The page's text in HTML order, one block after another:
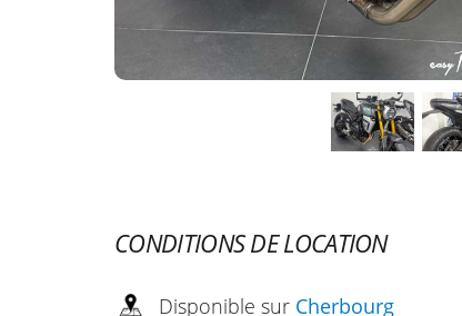
CONDITIONS DE LOCATION
Disponible sur Cherbourg